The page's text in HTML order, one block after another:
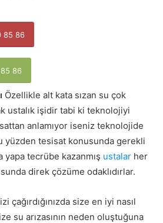
85 86
86
Özellikle alt kata sızan su çok
ustalık işidir tabi ki teknolojiyi
anlamıyor iseniz teknolojide
yüzden tesisat konusunda gerekli
yapa tecrübe kazanmış ustalar her
direk çözüme odaklıdırlar.
çağırdığınızda size en iyi nasıl
su arızasının neden oluştuğuna